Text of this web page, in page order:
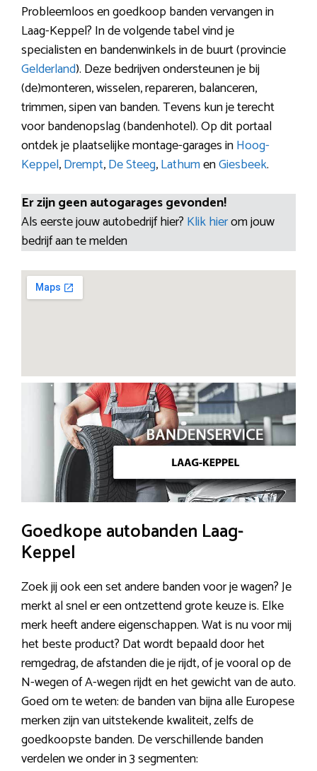
Probleemloos en goedkoop banden vervangen in
Laag-Keppel? In de volgende tabel vind je
specialisten en bandenwinkels in de buurt (provincie
Gelderland). Deze bedrijven ondersteunen je bij
(de)monteren, wisselen, repareren, balanceren,
trimmen, sipen van banden. Tevens kun je terecht
voor bandenopslag (bandenhotel). Op dit portaal
ontdek je plaatselijke montage-garages inHoog-
Keppel,Drempt,De Steeg,LathumenGiesbeek.
Er zijn geen autogarages gevonden!
Als eerste jouw autobedrijf hier? Klik hierom jouw
bedrijf aan te melden
Goedkope autobanden Laag-
Keppel
Zoek jij ook een set andere banden voor je wagen? Je
merkt al snel er een ontzettend grote keuze is. Elke
merk heeft andere eigenschappen. Wat is nu voor mij
het beste product? Dat wordt bepaald door het
remgedrag, de afstanden die je rijdt, of je vooral op de
N-wegen of A-wegen rijdt en het gewicht van de auto.
Goed om te weten: de banden van bijna alle Europese
merken zijn van uitstekende kwaliteit, zelfs de
goedkoopste banden. De verschillende banden
verdelen we onder in 3 segmenten: